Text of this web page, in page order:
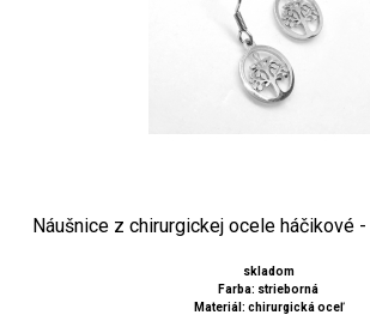
Náušnice z chirurgickej ocele háčikové
skladom
Farba: strieborná
Materiál: chirurgická oceľ